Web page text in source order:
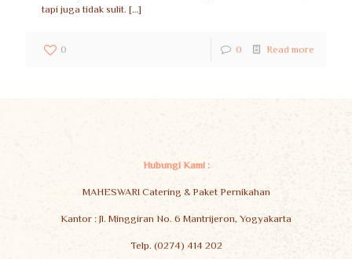
tapi juga tidak sulit. […]
0 0 Read more
Hubungi Kami :
MAHESWARI Catering & Paket Pernikahan
Kantor : Jl. Minggiran No. 6 Mantrijeron, Yogyakarta
Telp. (0274) 414 202